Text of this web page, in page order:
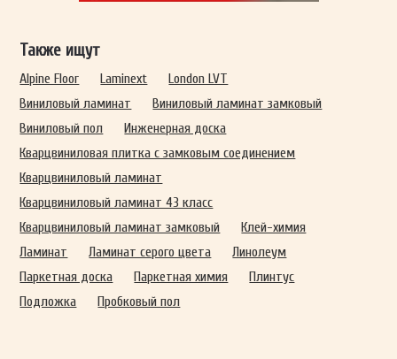
Также ищут
Alpine Floor Laminext
London LVT
Виниловый ламинат
Виниловый ламинат замковый
Виниловый пол
Инженерная доска
Кварцвиниловая плитка с замковым соединением
Кварцвиниловый ламинат
Кварцвиниловый ламинат 43 класс
Кварцвиниловый ламинат замковый
Клей-химия
Ламинат
Ламинат серого цвета
Линолеум
Паркетная доска
Паркетная химия
Плинтус
Подложка
Пробковый пол